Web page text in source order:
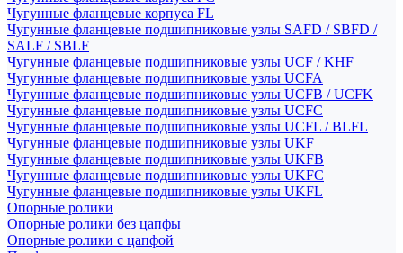
Чугунные фланцевые корпуса FL
Чугунные фланцевые подшипниковые узлы SAFD / SBFD /
SALF / SBLF
Чугунные фланцевые подшипниковые узлы UCF / KHF
Чугунные фланцевые подшипниковые узлы UCFA
Чугунные фланцевые подшипниковые узлы UCFB / UCFK
Чугунные фланцевые подшипниковые узлы UCFC
Чугунные фланцевые подшипниковые узлы UCFL / BLFL
Чугунные фланцевые подшипниковые узлы UKF
Чугунные фланцевые подшипниковые узлы UKFB
Чугунные фланцевые подшипниковые узлы UKFC
Чугунные фланцевые подшипниковые узлы UKFL
Опорные ролики
Опорные ролики без цапфы
Опорные ролики с цапфой